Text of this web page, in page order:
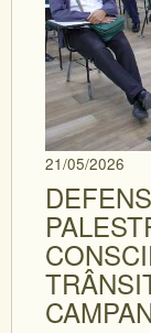
21/05/2026